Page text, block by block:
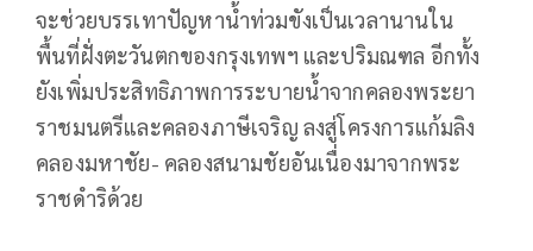
จะช่วยบรรเทาปัญหาน้ำท่วมขังเป็นเวลานานใน
พื้นที่ฝั่งตะวันตกของกรุงเทพฯ และปริมณฑล อีกทั้ง
ยังเพิ่มประสิทธิภาพการระบายน้ำจากคลองพระยา
ราชมนตรีและคลองภาษีเจริญ ลงสู่โครงการแก้มลิง
คลองมหาชัย- คลองสนามชัยอันเนื่องมาจากพระ
ราชดำริด้วย